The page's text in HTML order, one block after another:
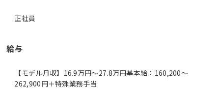
正社員
給与
【モデル月収】16.9万円〜27.8万円基本給：160,200～
262,900円＋特殊業務手当